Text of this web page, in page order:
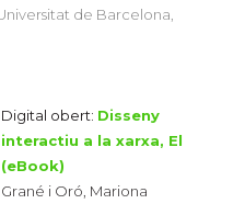
de Barcelona,
Digital obert: Disseny
interactiu a la xarxa, El
(eBook)
Grané i Oró, Mariona